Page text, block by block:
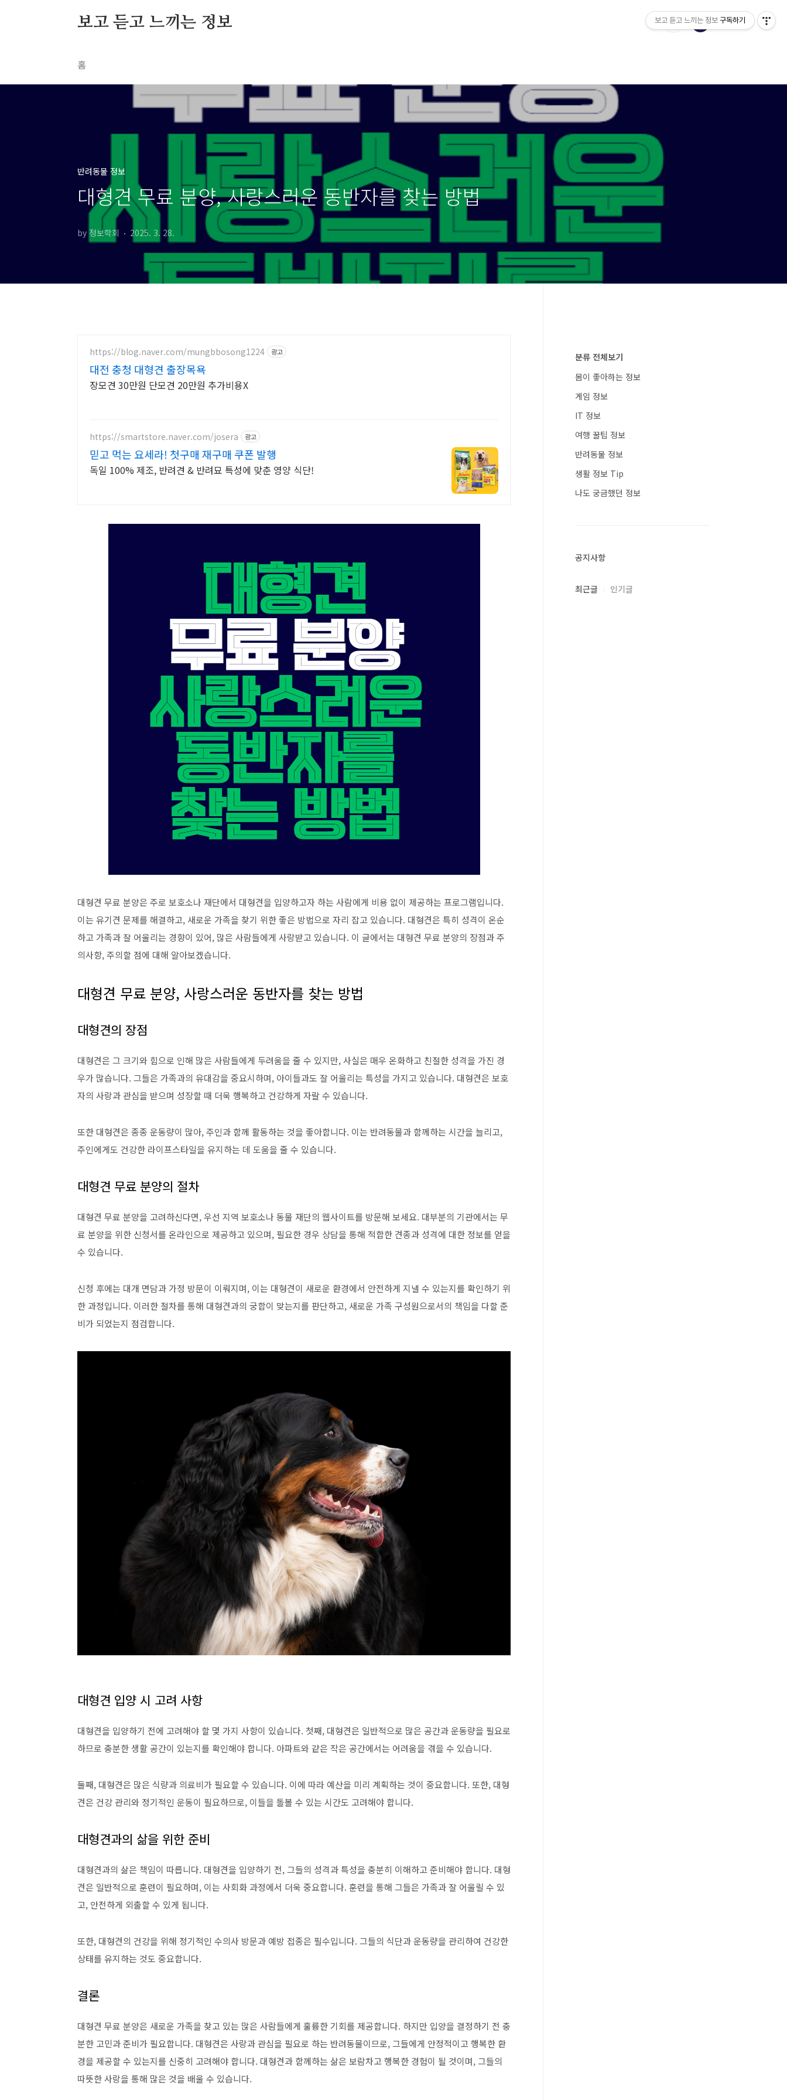
보고 듣고 느끼는 정보
홈
반려동물 정보
대형견 무료 분양, 사랑스러운 동반자를 찾는 방법
by 정보학회 2025. 3. 28.
https://blog.naver.com/mungbbosong1224 광고
대전 충청 대형견 출장목욕
장모견 30만원 단모견 20만원 추가비용X
https://smartstore.naver.com/josera 광고
믿고 먹는 요세라! 첫구매 재구매 쿠폰 발행
독일 100% 제조, 반려견 & 반려묘 특성에 맞춘 영양 식단!
대형견 무료 분양은 주로 보호소나 재단에서 대형견을 입양하고자 하는 사람에게 비용 없이 제공하는 프로그램입니다.
이는 유기견 문제를 해결하고, 새로운 가족을 찾기 위한 좋은 방법으로 자리 잡고 있습니다. 대형견은 특히 성격이 온순
하고 가족과 잘 어울리는 경향이 있어, 많은 사람들에게 사랑받고 있습니다. 이 글에서는 대형견 무료 분양의 장점과 주
의사항, 주의할 점에 대해 알아보겠습니다.
대형견 무료 분양, 사랑스러운 동반자를 찾는 방법
대형견의 장점
대형견은 그 크기와 힘으로 인해 많은 사람들에게 두려움을 줄 수 있지만, 사실은 매우 온화하고 친절한 성격을 가진 경
우가 많습니다. 그들은 가족과의 유대감을 중요시하며, 아이들과도 잘 어울리는 특성을 가지고 있습니다. 대형견은 보호
자의 사랑과 관심을 받으며 성장할 때 더욱 행복하고 건강하게 자랄 수 있습니다.
또한 대형견은 종종 운동량이 많아, 주인과 함께 활동하는 것을 좋아합니다. 이는 반려동물과 함께하는 시간을 늘리고,
주인에게도 건강한 라이프스타일을 유지하는 데 도움을 줄 수 있습니다.
대형견 무료 분양의 절차
대형견 무료 분양을 고려하신다면, 우선 지역 보호소나 동물 재단의 웹사이트를 방문해 보세요. 대부분의 기관에서는 무
료 분양을 위한 신청서를 온라인으로 제공하고 있으며, 필요한 경우 상담을 통해 적합한 견종과 성격에 대한 정보를 얻을
수 있습니다.
신청 후에는 대개 면담과 가정 방문이 이뤄지며, 이는 대형견이 새로운 환경에서 안전하게 지낼 수 있는지를 확인하기 위
한 과정입니다. 이러한 절차를 통해 대형견과의 궁합이 맞는지를 판단하고, 새로운 가족 구성원으로서의 책임을 다할 준
비가 되었는지 점검합니다.
대형견 입양 시 고려 사항
대형견을 입양하기 전에 고려해야 할 몇 가지 사항이 있습니다. 첫째, 대형견은 일반적으로 많은 공간과 운동량을 필요로
하므로 충분한 생활 공간이 있는지를 확인해야 합니다. 아파트와 같은 작은 공간에서는 어려움을 겪을 수 있습니다.
둘째, 대형견은 많은 식량과 의료비가 필요할 수 있습니다. 이에 따라 예산을 미리 계획하는 것이 중요합니다. 또한, 대형
견은 건강 관리와 정기적인 운동이 필요하므로, 이들을 돌볼 수 있는 시간도 고려해야 합니다.
대형견과의 삶을 위한 준비
대형견과의 삶은 책임이 따릅니다. 대형견을 입양하기 전, 그들의 성격과 특성을 충분히 이해하고 준비해야 합니다. 대형
견은 일반적으로 훈련이 필요하며, 이는 사회화 과정에서 더욱 중요합니다. 훈련을 통해 그들은 가족과 잘 어울릴 수 있
고, 안전하게 외출할 수 있게 됩니다.
또한, 대형견의 건강을 위해 정기적인 수의사 방문과 예방 접종은 필수입니다. 그들의 식단과 운동량을 관리하여 건강한
상태를 유지하는 것도 중요합니다.
결론
대형견 무료 분양은 새로운 가족을 찾고 있는 많은 사람들에게 훌륭한 기회를 제공합니다. 하지만 입양을 결정하기 전 충
분한 고민과 준비가 필요합니다. 대형견은 사랑과 관심을 필요로 하는 반려동물이므로, 그들에게 안정적이고 행복한 환
경을 제공할 수 있는지를 신중히 고려해야 합니다. 대형견과 함께하는 삶은 보람차고 행복한 경험이 될 것이며, 그들의
따뜻한 사랑을 통해 많은 것을 배울 수 있습니다.
분류 전체보기
몸이 좋아하는 정보
게임 정보
IT 정보
여행 꿀팁 정보
반려동물 정보
생활 정보 Tip
나도 궁금했던 정보
공지사항
최근글 인기글
보고 듣고 느끼는 정보 구독하기